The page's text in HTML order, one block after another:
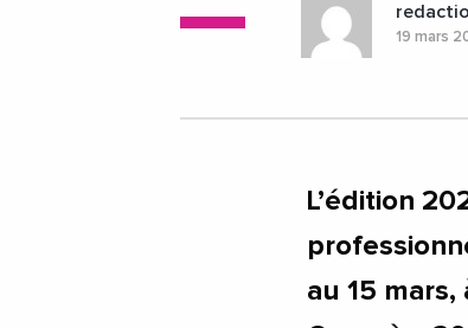
#MetropoleDeMontpellier
#Mobilite
19 mars
L’édition
au 15 mars,